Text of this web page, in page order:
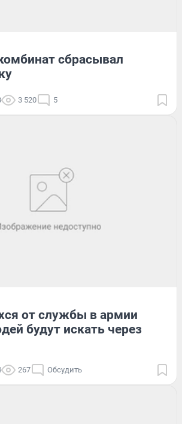
сбрасывал
3 520 5
от службы в армии
будут искать через
267 Обсудить